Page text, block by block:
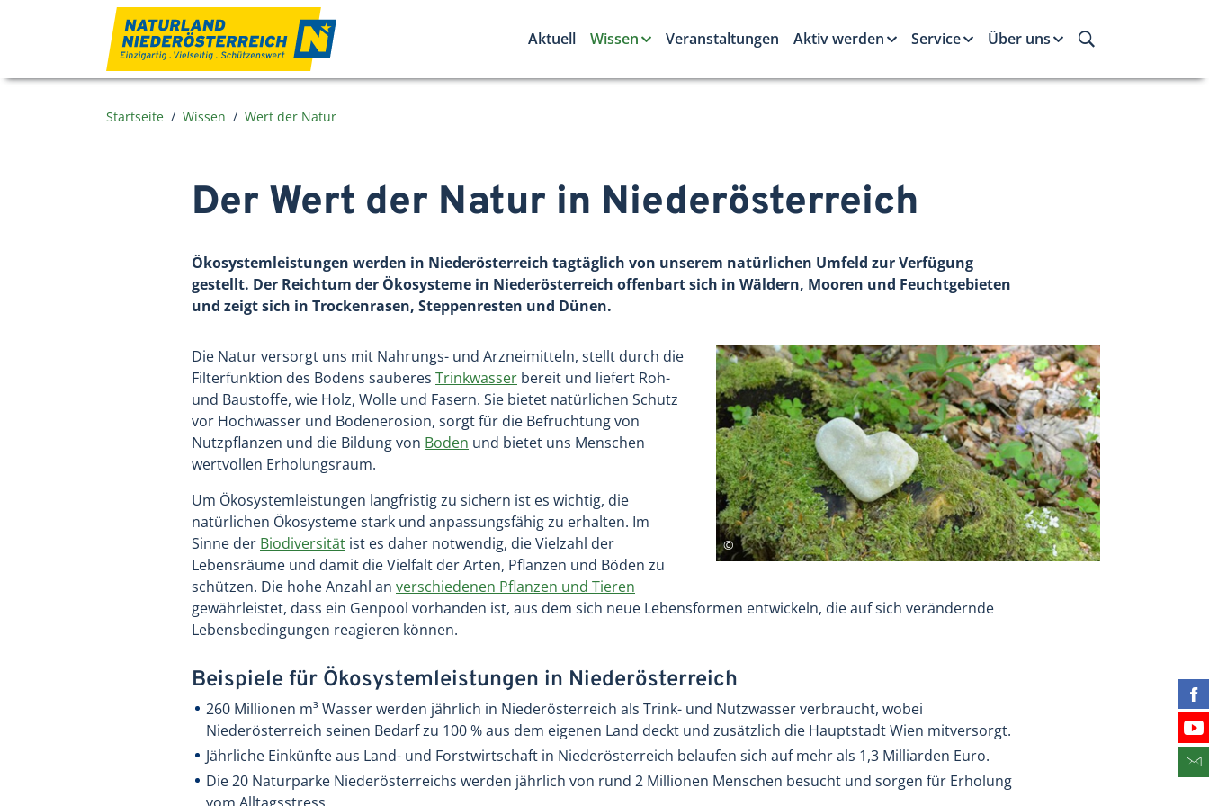
Aktuell
Wissen Veranstaltungen Aktiv werden Service Über uns
Startseite Wissen Wert der Natur
Der Wert der Natur in Niederösterreich
Ökosystemleistungen werden in Niederösterreich tagtäglich von unserem natürlichen Umfeld zur Verfügung
gestellt. Der Reichtum der Ökosysteme in Niederösterreich offenbart sich in Wäldern, Mooren und Feuchtgebieten
und zeigt sich in Trockenrasen, Steppenresten und Dünen.
Die Natur versorgt uns mit Nahrungs- und Arzneimitteln, stellt durch die
Filterfunktion des Bodens sauberes Trinkwasser bereit und liefert Roh-
und Baustoffe, wie Holz, Wolle und Fasern. Sie bietet natürlichen Schutz
vor Hochwasser und Bodenerosion, sorgt für die Befruchtung von
Nutzpflanzen und die Bildung von Boden und bietet uns Menschen
wertvollen Erholungsraum.
Um Ökosystemleistungen langfristig zu sichern ist es wichtig, die
natürlichen Ökosysteme stark und anpassungsfähig zu erhalten. Im
Sinne der Biodiversität ist es daher notwendig, die Vielzahl der
Lebensräume und damit die Vielfalt der Arten, Pflanzen und Böden zu
schützen. Die hohe Anzahl an verschiedenen Pflanzen und Tieren
gewährleistet, dass ein Genpool vorhanden ist, aus dem sich neue Lebensformen entwickeln, die auf sich verändernde
Lebensbedingungen reagieren können.
Beispiele für Ökosystemleistungen in Niederösterreich
260 Millionen m³ Wasser werden jährlich in Niederösterreich als Trink- und Nutzwasser verbraucht, wobei
Niederösterreich seinen Bedarf zu 100 % aus dem eigenen Land deckt und zusätzlich die Hauptstadt Wien mitversorgt.
Jährliche Einkünfte aus Land- und Forstwirtschaft in Niederösterreich belaufen sich auf mehr als 1,3 Milliarden Euro.
Die 20 Naturparke Niederösterreichs werden jährlich von rund 2 Millionen Menschen besucht und sorgen für Erholung